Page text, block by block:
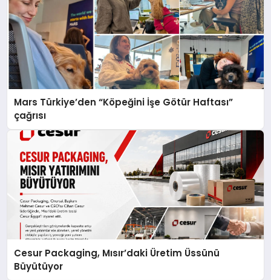
Mars Türkiye’den “Köpeğini İşe Götür Haftası”
çağrısı
Cesur Packaging, Mısır’daki Üretim Üssünü
Büyütüyor